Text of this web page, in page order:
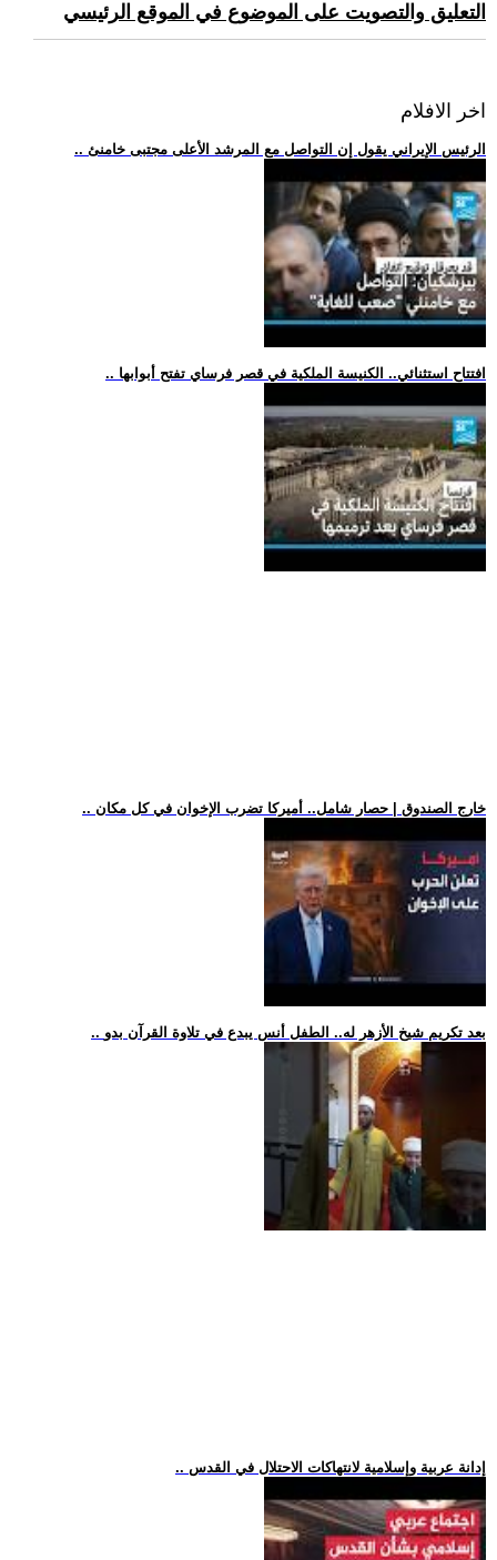
التعليق والتصويت على الموضوع في الموقع الرئيسي
اخر الافلام
.. الرئيس الإيراني يقول إن التواصل مع المرشد الأعلى مجتبى خامنئ
.. افتتاح استثنائي.. الكنيسة الملكية في قصر فرساي تفتح أبوابها
.. خارج الصندوق | حصار شامل.. أميركا تضرب الإخوان في كل مكان
.. بعد تكريم شيخ الأزهر له.. الطفل أنس يبدع في تلاوة القرآن بدو
.. إدانة عربية وإسلامية لانتهاكات الاحتلال في القدس